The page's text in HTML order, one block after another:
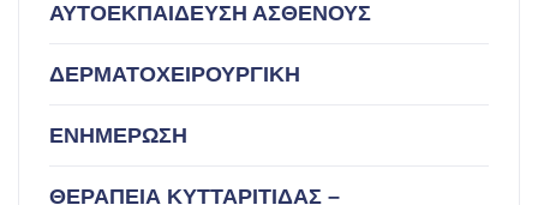
ΑΥΤΟΕΚΠΑΙΔΕΥΣΗ ΑΣΘΕΝΟΥΣ
ΔΕΡΜΑΤΟΧΕΙΡΟΥΡΓΙΚΗ
ΕΝΗΜΕΡΩΣΗ
ΘΕΡΑΠΕΙΑ ΚΥΤΤΑΡΙΤΙΔΑΣ –